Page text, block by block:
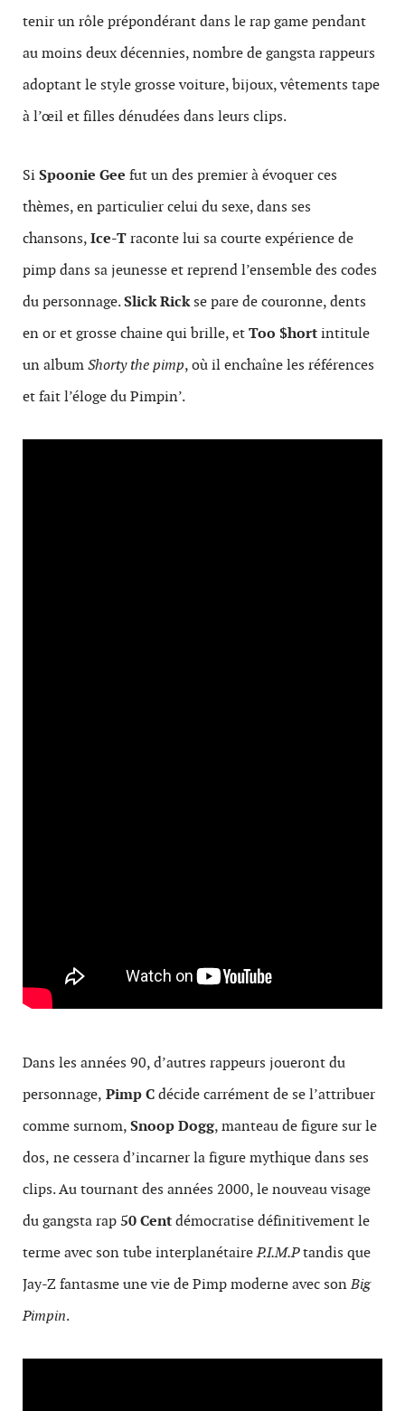
tenir un rôle prépondérant dans le rap game pendant
au moins deux décennies, nombre de gangsta rappeurs
adoptant le style grosse voiture, bijoux, vêtements tape
à l’œil et filles dénudées dans leurs clips.
SiSpoonie Gee fut un des premier à évoquer ces
thèmes, en particulier celui du sexe, dans ses
chansons,Ice-Traconte lui sa courte expérience de
pimp dans sa jeunesse et reprend l’ensemble des codes
du personnage.Slick Rickse pare de couronne, dents
en or et grosse chaine qui brille, etToo $hortintitule
un albumShorty the pimp, où il enchaîne les références
et fait l’éloge du Pimpin’.
Dans les années 90, d’autres rappeurs joueront du
personnage, Pimp Cdécide carrément de se l’attribuer
comme surnom,Snoop Dogg, manteau de figure sur le
dos, ne cessera d’incarner la figure mythique dans ses
clips. Au tournant des années 2000, le nouveau visage
du gangsta rap 50 Centdémocratise définitivement le
terme avec son tube interplanétaireP.I.M.Ptandis que
Jay-Z fantasme une vie de Pimp moderne avec sonBig
Pimpin.